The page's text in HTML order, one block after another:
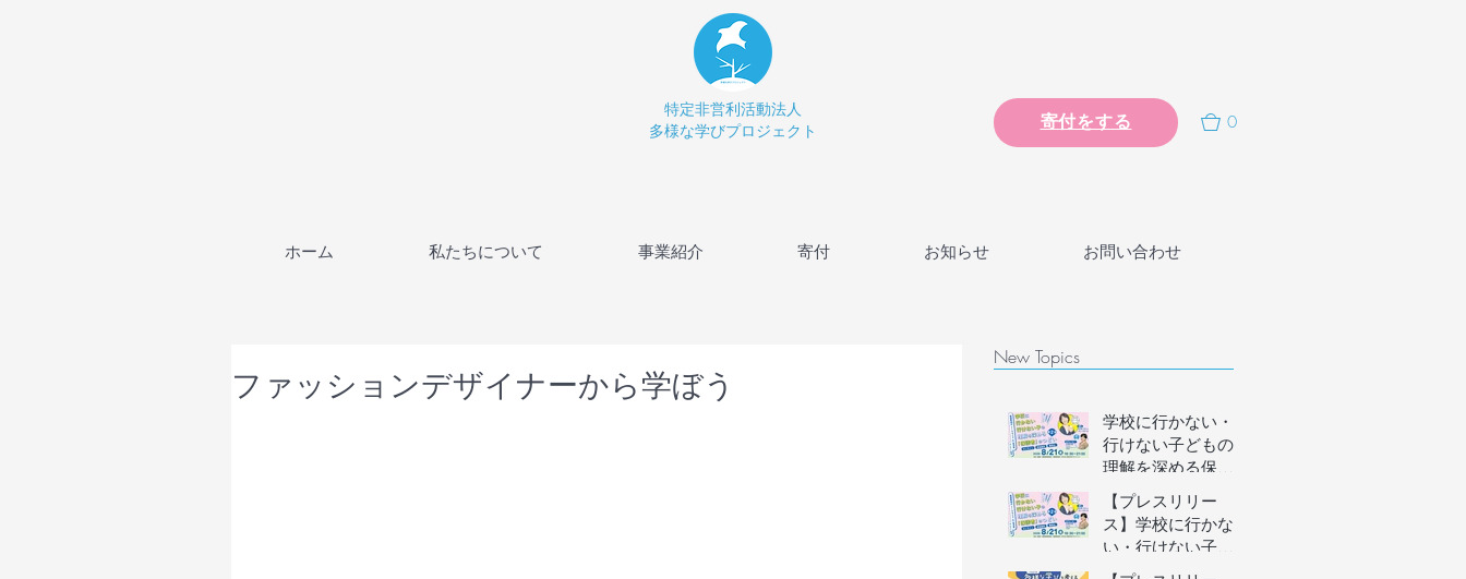
特定非営利活動法人
多様な学びプロジェクト
寄付をする 0
ホーム 私たちについて 事業紹介 寄付 お知らせ お問い合わせ
ファッションデザイナーから学ぼう
New Topics
学校に行かない・
行けない子どもの
理解を深める保護
者向けオンライン
イベントの参加者
を募集します（長
【プレスリリー
ス】学校に行かな
い・行けない子ど
もの理解を深める